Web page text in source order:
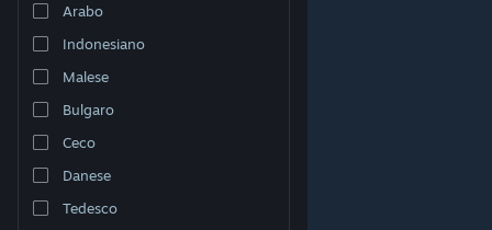
Arabo
Indonesiano
Malese
Bulgaro
Ceco
Danese
Tedesco